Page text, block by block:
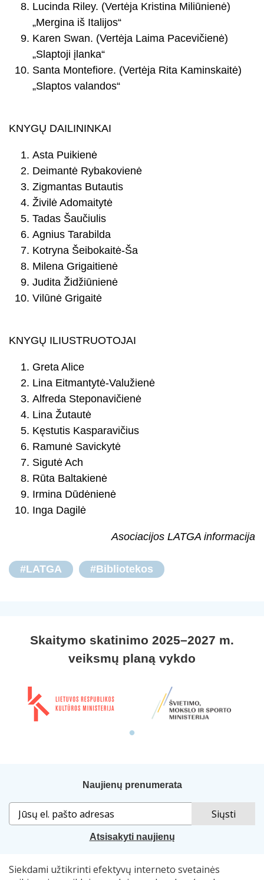
Siekdami užtikrinti efektyvų interneto svetainės
Lucinda Riley. (Vertėja Kristina Miliūnienė)
„Mergina iš Italijos“
Karen Swan. (Vertėja Laima Pacevičienė)
„Slaptoji įlanka“
Santa Montefiore. (Vertėja Rita Kaminskaitė)
„Slaptos valandos“
KNYGŲ DAILININKAI
Asta Puikienė
Deimantė Rybakovienė
Zigmantas Butautis
Živilė Adomaitytė
Tadas Šaučiulis
Agnius Tarabilda
Kotryna Šeibokaitė-Ša
Milena Grigaitienė
Judita Židžiūnienė
Vilūnė Grigaitė
KNYGŲ ILIUSTRUOTOJAI
Greta Alice
Lina Eitmantytė-Valužienė
Alfreda Steponavičienė
Lina Žutautė
Kęstutis Kasparavičius
Ramunė Savickytė
Sigutė Ach
Rūta Baltakienė
Irmina Dūdėnienė
Inga Dagilė
Asociacijos LATGA informacija
#LATGA #Bibliotekos
Skaitymo skatinimo 2025–2027 m.
veiksmų planą vykdo
Naujienų prenumerata
Atsisakyti naujienų
Sprendimas: „Idamas“ . Naudojama „Smart Web“ sistema.